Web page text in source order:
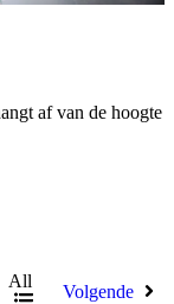
af van de hoogte
All
Volgende